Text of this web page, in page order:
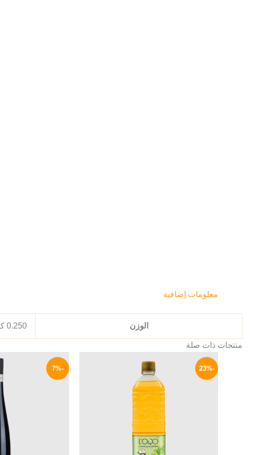
معلومات إضافية
الوزن 0.250 كيلوجرام
منتجات ذات صلة
-23%
الأصلي
هو:
160 EGP.
-7%